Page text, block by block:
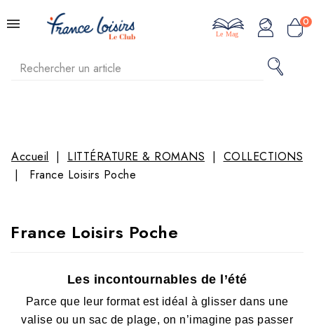
0
Le Mag
Accueil LITTÉRATURE & ROMANS
COLLECTIONS
France Loisirs Poche
France Loisirs Poche
Les incontournables de l’été
Parce que leur format est idéal à glisser dans une
valise ou un sac de plage, on n’imagine pas passer